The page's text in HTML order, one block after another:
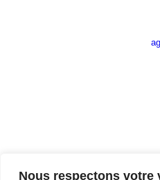
Nous respectons votre